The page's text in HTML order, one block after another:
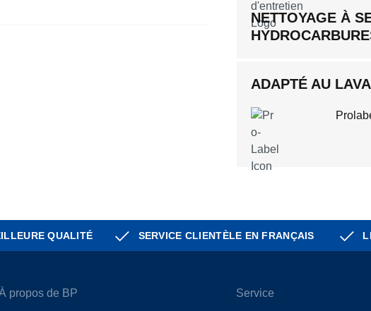
NETTOYAGE À
ADAPTÉ AU
QUALITÉ SERVICE CLIENTÈLE EN FRANÇAIS
propos de BP Service